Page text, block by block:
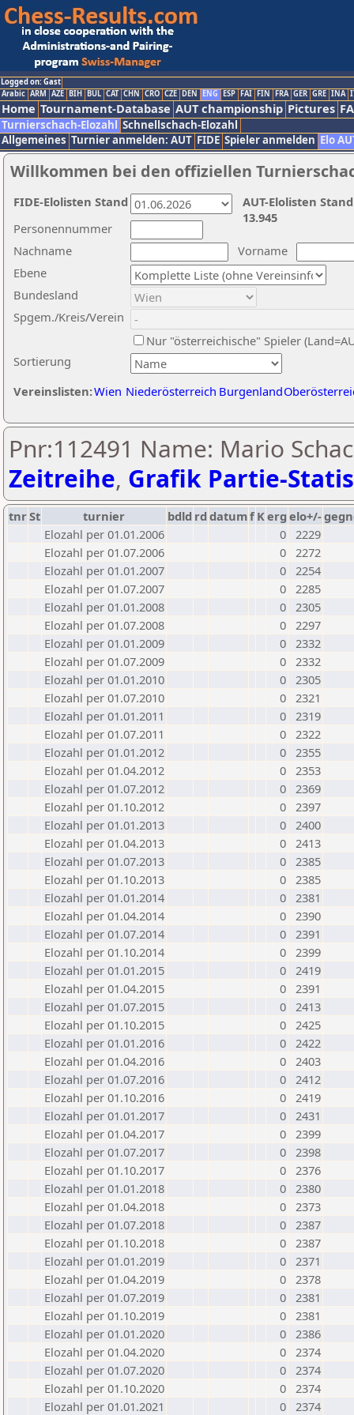
Logged on: Gast
Arabic ARM AZE BIH BUL CAT CHN CRO CZE DEN ENG ESP FAI FIN FRA GER GRE INA
Home Tournament-Database AUT championship Pictures
Turnierschach-Elozahl Schnellschach-Elozahl
Allgemeines Turnier anmelden: AUT FIDE Spieler anmelden Elo
Willkommen bei den offiziellen
Nachname
Vorname
Ebene
Sortierung
Personennummer
Bundesland
Spgem./Kreis/Verein
Nur "österreichische" Spieler
Vereinslisten:Wien Niederösterreich Burgenland
AUT-Elolisten
13.945
FIDE-Elolisten Stand
Pnr:112491 Name: Mario
Zeitreihe, Grafik Partie-
tnrSt turnier bdld rd datumf Kerg elo+/-
Elozahl per 01.01.2006
0 2229
Elozahl per 01.07.2006
0 2272
Elozahl per 01.01.2007
0 2254
Elozahl per 01.07.2007
0 2285
Elozahl per 01.01.2008
0 2305
Elozahl per 01.07.2008
0 2297
Elozahl per 01.01.2009
0 2332
Elozahl per 01.07.2009
0 2332
Elozahl per 01.01.2010
0 2305
Elozahl per 01.07.2010
0 2321
Elozahl per 01.01.2011
0 2319
Elozahl per 01.07.2011
0 2322
Elozahl per 01.01.2012
0 2355
Elozahl per 01.04.2012
0 2353
Elozahl per 01.07.2012
0 2369
Elozahl per 01.10.2012
0 2397
Elozahl per 01.01.2013
0 2400
Elozahl per 01.04.2013
0 2413
Elozahl per 01.07.2013
0 2385
Elozahl per 01.10.2013
0 2385
Elozahl per 01.01.2014
0 2381
Elozahl per 01.04.2014
0 2390
Elozahl per 01.07.2014
0 2391
Elozahl per 01.10.2014
0 2399
Elozahl per 01.01.2015
0 2419
Elozahl per 01.04.2015
0 2391
Elozahl per 01.07.2015
0 2413
Elozahl per 01.10.2015
0 2425
Elozahl per 01.01.2016
0 2422
Elozahl per 01.04.2016
0 2403
Elozahl per 01.07.2016
0 2412
Elozahl per 01.10.2016
0 2419
Elozahl per 01.01.2017
0 2431
Elozahl per 01.04.2017
0 2399
Elozahl per 01.07.2017
0 2398
Elozahl per 01.10.2017
0 2376
Elozahl per 01.01.2018
0 2380
Elozahl per 01.04.2018
0 2373
Elozahl per 01.07.2018
0 2387
Elozahl per 01.10.2018
0 2387
Elozahl per 01.01.2019
0 2371
Elozahl per 01.04.2019
0 2378
Elozahl per 01.07.2019
0 2381
Elozahl per 01.10.2019
0 2381
Elozahl per 01.01.2020
0 2386
Elozahl per 01.04.2020
0 2374
Elozahl per 01.07.2020
0 2374
Elozahl per 01.10.2020
0 2374
Elozahl per 01.01.2021
0 2374